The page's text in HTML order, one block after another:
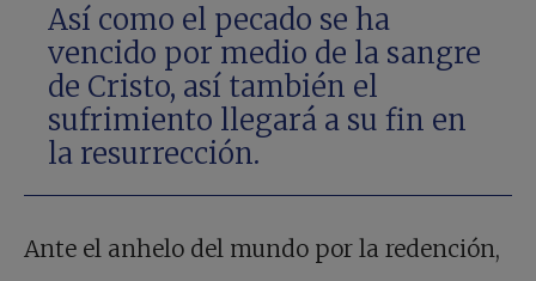
Así como el pecado se ha
vencido por medio de la sangre
de Cristo, así también el
sufrimiento llegará a su fin en
la resurrección.
Ante el anhelo del mundo por la redención,